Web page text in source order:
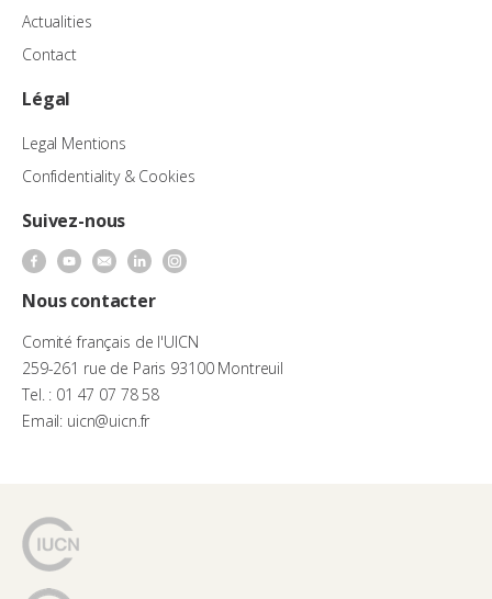
Actualities
Contact
Légal
Legal Mentions
Confidentiality & Cookies
Suivez-nous
Nous contacter
Comité français de l'UICN
259-261 rue de Paris 93100 Montreuil
Tel. : 01 47 07 78 58
Email: uicn@uicn.fr